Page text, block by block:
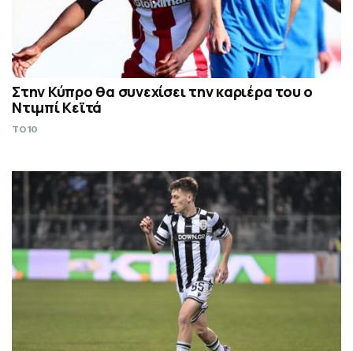
Στην Κύπρο θα συνεχίσει την καριέρα του ο
Ντιμπί Κεϊτά
TO10